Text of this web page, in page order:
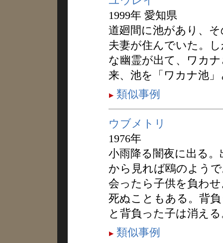
1999年 愛知県
道廻間に池があり、
夫妻が住んでいた。
な幽霊が出て、ワカ
来、池を「ワカナ池
類似事例
ウブメトリ
1976年
小雨降る闇夜に出る
から見れば鴎のよう
会ったら子供を負わ
死ぬこともある。背
と背負った子は消え
類似事例